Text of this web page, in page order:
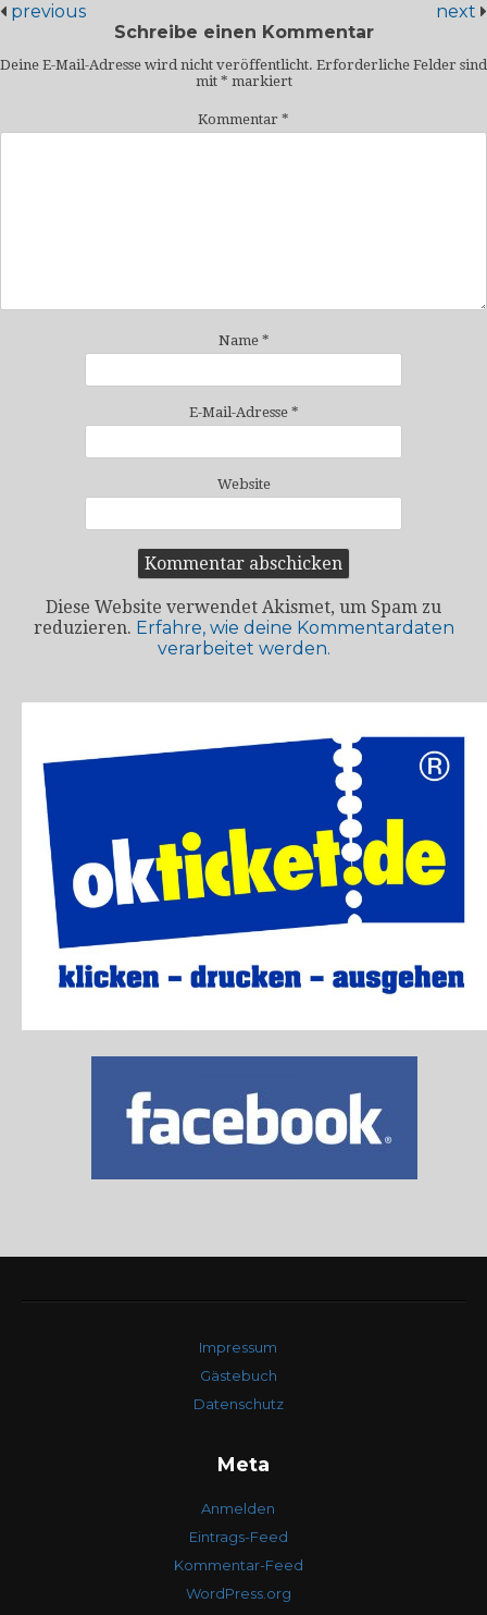
previous
next
Schreibe einen Kommentar
Deine E-Mail-Adresse wird nicht veröffentlicht. Erforderliche Felder sind
mit * markiert
Kommentar *
Name *
E-Mail-Adresse *
Website
Diese Website verwendet Akismet, um Spam zu
reduzieren. Erfahre, wie deine Kommentardaten
verarbeitet werden.
Impressum
Gästebuch
Datenschutz
Meta
Anmelden
Eintrags-Feed
Kommentar-Feed
WordPress.org